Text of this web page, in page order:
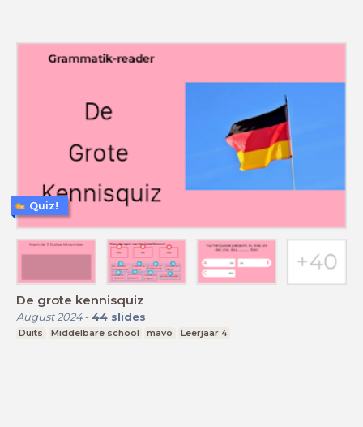
De grote kennisquiz
August 2024- 44 slides
Duits Middelbare school mavo Leerjaar 4
Quiz!